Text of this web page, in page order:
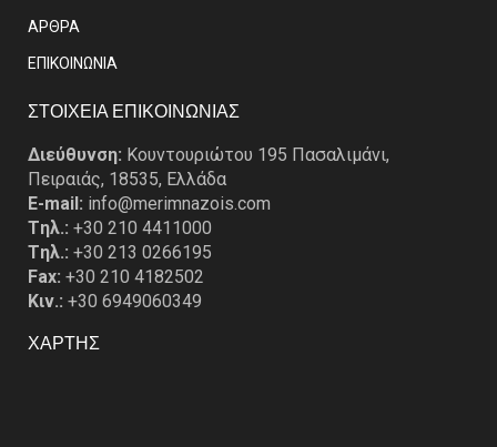
ΑΡΘΡΑ
EΠΙΚΟΙΝΩΝΙΑ
ΣΤΟΙΧΕΙΑ ΕΠΙΚΟΙΝΩΝΙΑΣ
Διεύθυνση: Κουντουριώτου 195 Πασαλιμάνι,
Πειραιάς, 18535, Ελλάδα
E-mail: info@merimnazois.com
Tηλ.: +30 210 4411000
Tηλ.: +30 213 0266195
Fax: +30 210 4182502
Κιν.: +30 6949060349
ΧΑΡΤΗΣ